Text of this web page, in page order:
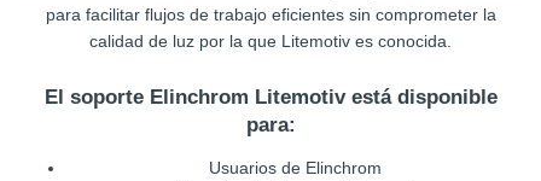
para facilitar flujos de trabajo eficientes sin comprometer la
calidad de luz por la que Litemotiv es conocida.
El soporte Elinchrom Litemotiv está disponible
para:
Usuarios de Elinchrom